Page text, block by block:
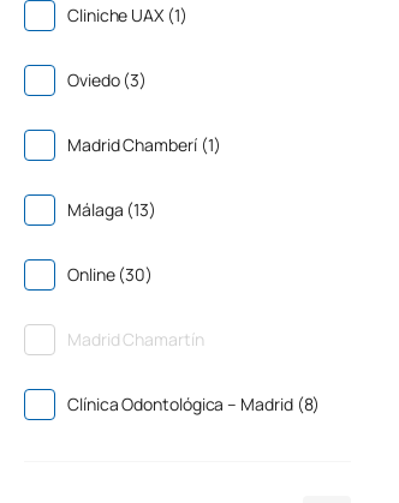
Cliniche UAX (1)
Oviedo (3)
Madrid Chamberí (1)
Málaga (13)
Online (30)
Madrid Chamartín
Clínica Odontológica – Madrid (8)